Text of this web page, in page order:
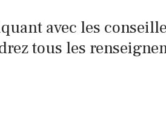
avec les
tous les